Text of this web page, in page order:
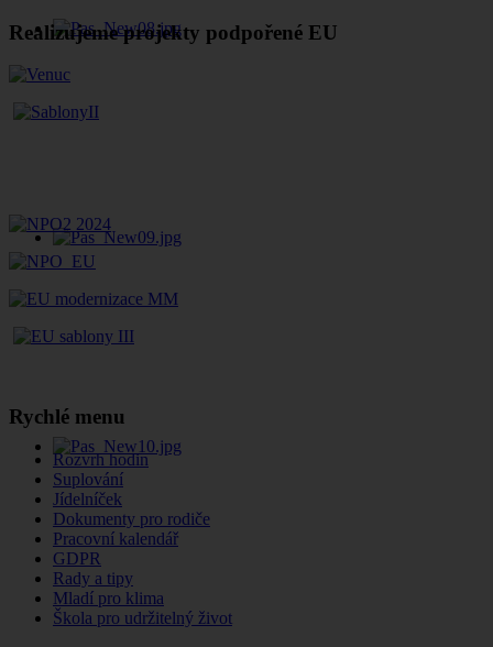
Realizujeme projekty podpořené EU
Rychlé menu
Rozvrh hodin
Suplování
Jídelníček
Dokumenty pro rodiče
Pracovní kalendář
GDPR
Rady a tipy
Mladí pro klima
Škola pro udržitelný život